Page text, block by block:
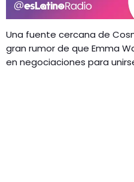
Una fuente cercana de
gran rumor de que Emma
en negociaciones para